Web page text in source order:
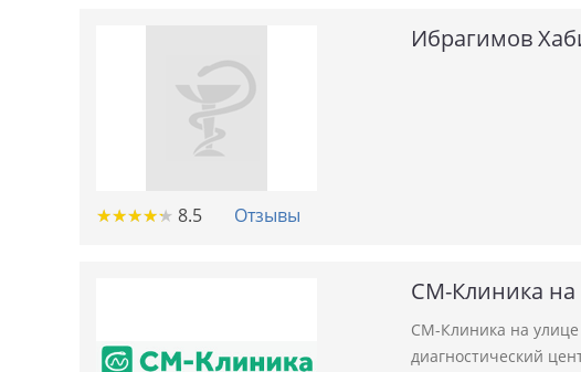
★★★★★
★★★★★ 8.5 Отзывы
Ибрагимов
СМ-Клиника на
СМ-Клиника на
диагностический